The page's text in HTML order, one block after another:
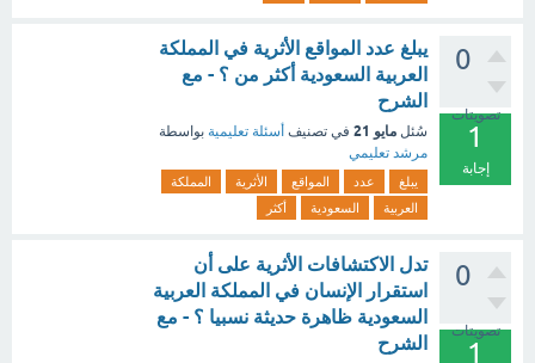
0
تصويتات
1
إجابة
يبلغ عدد المواقع الأثرية في المملكة
العربية السعودية أكثر من ؟ - مع
الشرح
سُئل مايو 21 في تصنيف أسئلة تعليمية بواسطة
مرشد تعليمي
يبلغ عدد المواقع الأثرية
المملكة
العربية
السعودية أكثر
0
تصويتات
1
تدل الاكتشافات الأثرية على أن
استقرار الإنسان في المملكة العربية
السعودية ظاهرة حديثة نسبيا ؟ - مع
الشرح